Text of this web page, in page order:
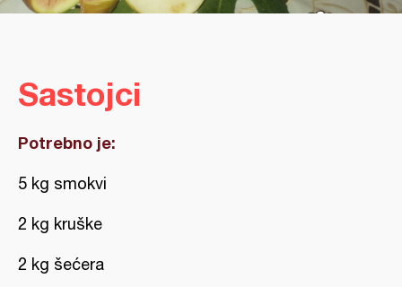
Sastojci
Potrebno je:
5 kg smokvi
2 kg kruške
2 kg šećera